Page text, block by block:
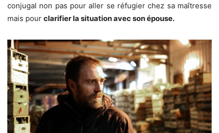
conjugal non pas pour aller se réfugier chez sa maîtresse
mais pour clarifier la situation avec son épouse.